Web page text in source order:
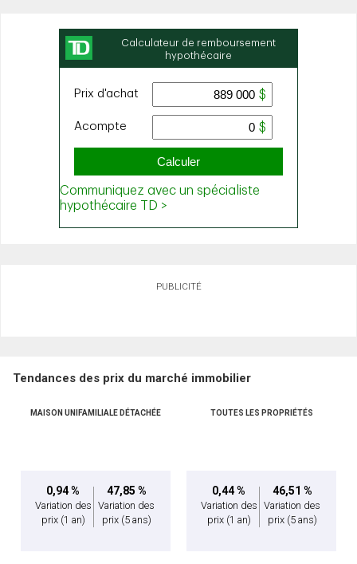
PUBLICITÉ
Tendances des prix du marché immobilier
MAISON UNIFAMILIALE DÉTACHÉE
0,94 %
Variation des
prix (1 an)
47,85 %
Variation des
prix (5 ans)
TOUTES LES PROPRIÉTÉS
0,44 %
Variation des
prix (1 an)
46,51 %
Variation des
prix (5 ans)